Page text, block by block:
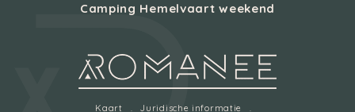
Camping Hemelvaart weekend
Kaart Juridische informatie